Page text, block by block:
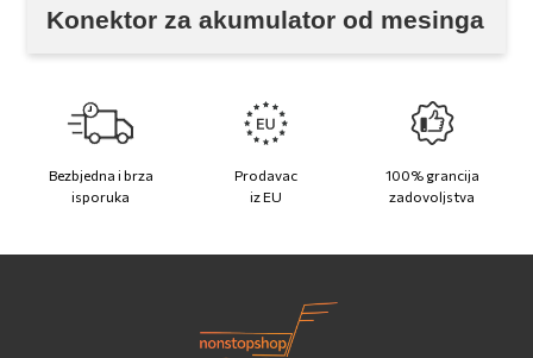
Konektor za akumulator od mesinga
Bezbjedna i brza
isporuka
Prodavac
iz EU
100% grancija
zadovoljstva